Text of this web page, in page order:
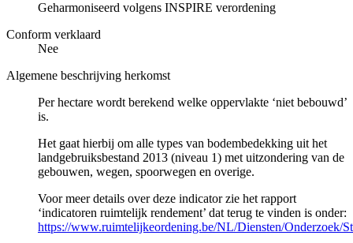
Geharmoniseerd volgens INSPIRE verordening
Conform verklaard
Nee
Algemene beschrijving herkomst
Per hectare wordt berekend welke oppervlakte ‘niet bebouwd’
is.
Het gaat hierbij om alle types van bodembedekking uit het
landgebruiksbestand 2013 (niveau 1) met uitzondering van de
gebouwen, wegen, spoorwegen en overige.
Voor meer details over deze indicator zie het rapport
‘indicatoren ruimtelijk rendement’ dat terug te vinden is onder:
https://www.ruimtelijkeordening.be/NL/Diensten/Onderzoek/